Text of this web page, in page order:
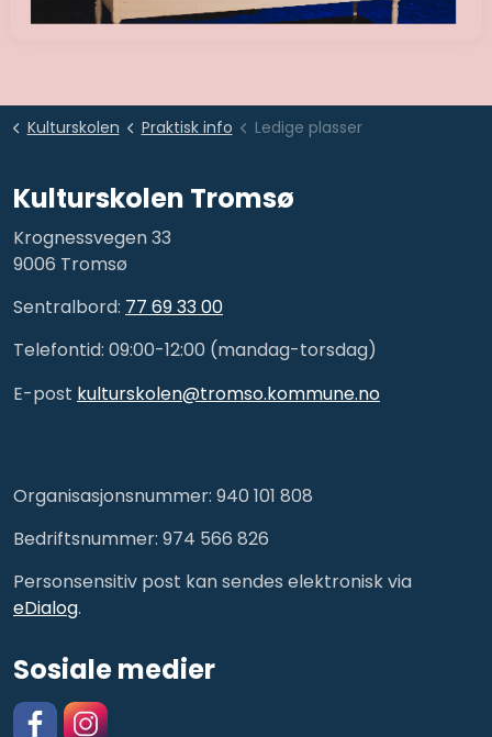
Kulturskolen Praktisk info Ledige plasser
Kulturskolen Tromsø
Krognessvegen 33
9006 Tromsø
Sentralbord: 77 69 33 00
Telefontid: 09:00-12:00 (mandag-torsdag)
E-post kulturskolen@tromso.kommune.no
Organisasjonsnummer: 940 101 808
Bedriftsnummer: 974 566 826
Personsensitiv post kan sendes elektronisk via
eDialog.
Sosiale medier